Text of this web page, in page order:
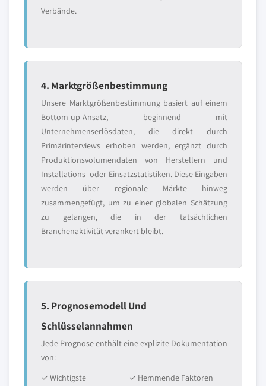
Verbände.
4. Marktgrößenbestimmung
Unsere Marktgrößenbestimmung basiert auf einem
Bottom-up-Ansatz, beginnend mit
Unternehmenserlösdaten, die direkt durch
Primärinterviews erhoben werden, ergänzt durch
Produktionsvolumendaten von Herstellern und
Installations- oder Einsatzstatistiken. Diese Eingaben
werden über regionale Märkte hinweg
zusammengefügt, um zu einer globalen Schätzung
zu gelangen, die in der tatsächlichen
Branchenaktivität verankert bleibt.
5. Prognosemodell Und
Schlüsselannahmen
Jede Prognose enthält eine explizite Dokumentation
von:
✓ Wichtigste
✓ Hemmende Faktoren